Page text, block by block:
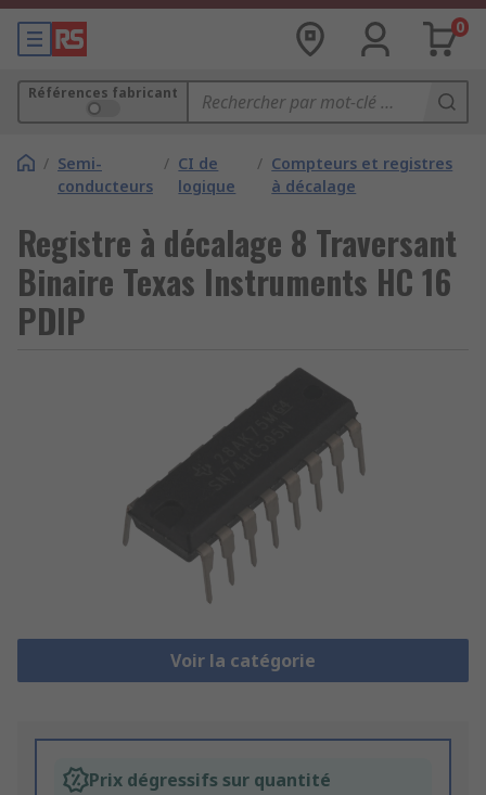
0
Références fabricant
/ Semi-
conducteurs
/ CI de
logique
/ Compteurs et registres
à décalage
Registre à décalage 8 Traversant
Binaire Texas Instruments HC 16
PDIP
Voir la catégorie
Prix dégressifs sur quantité